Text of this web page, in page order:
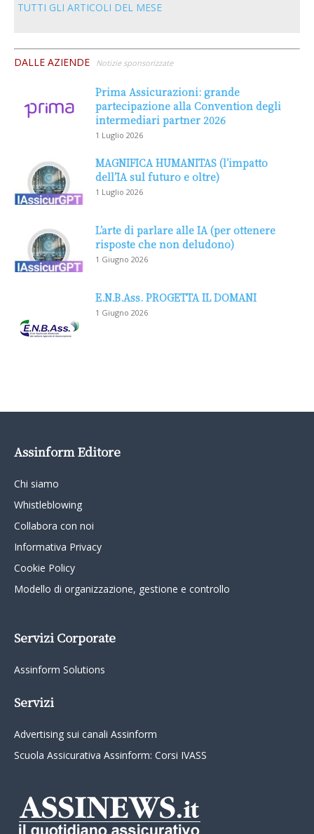
TUTTI GLI ARTICOLI DEL MESE
DALLE AZIENDE Notizie sponsorizzate
Prima Assicurazioni: grande
partecipazione alla Convention degli
intermediari partner 2026
1 Luglio 2026
MAGNIFICA HUMANITAS (l’impatto
dell’IA sul futuro e oltre)
1 Luglio 2026
L’arte di parlare alle IA (per ottenere
risposte che non deludono)
1 Giugno 2026
E.N.B.Ass. PROGETTA IL DOMANI
1 Giugno 2026
Assinform Editore
Chi siamo
Whistleblowing
Collabora con noi
Informativa Privacy
Cookie Policy
Modello di organizzazione, gestione e controllo
Servizi Corporate
Assinform Solutions
Servizi
Advertising sui canali Assinform
Scuola Assicurativa Assinform: Corsi IVASS